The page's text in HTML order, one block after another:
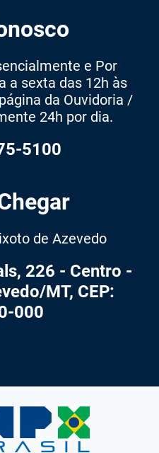
e Por
a sexta das 12h às
da Ouvidoria /
24h por dia.
5100
de Azevedo
226 - Centro -
MT, CEP:
000